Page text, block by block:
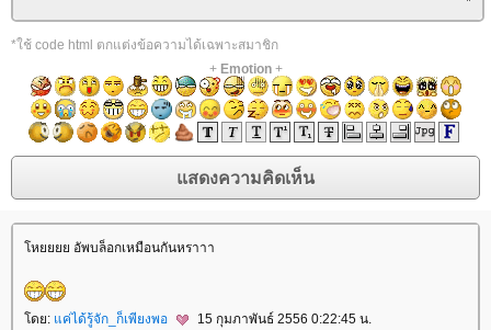
*ใช้ code html ตกแต่งข้อความได้เฉพาะสมาชิก
+ Emotion+
หยยยย อัพบล็อกเหมือนกันหราาา
ดย: ค่ได้รู้จัก_ก็เพียงพอ 15 กุมภาพันธ์ 2556 0:22:45 น.